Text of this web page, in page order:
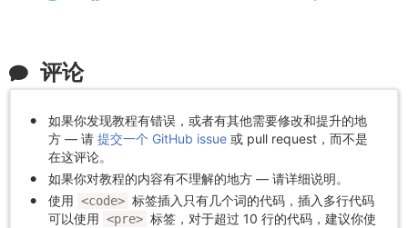
评论
如果你发现教程有错误，或者有其他需要修改和提升的地
方 — 请 提交一个 GitHub issue 或 pull request，而不是
在这评论。
如果你对教程的内容有不理解的地方 — 请详细说明。
使用 <code> 标签插入只有几个词的代码，插入多行代码
可以使用 <pre> 标签，对于超过 10 行的代码，建议你使